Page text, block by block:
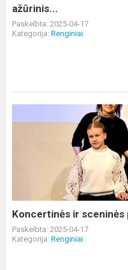
ažūrinis...
ažūrinis...
Paskelbta: 2025-04-17
Kategorija: Renginiai
ir
Koncertinės ir
Paskelbta: 2025-04-17
Kategorija: Renginiai